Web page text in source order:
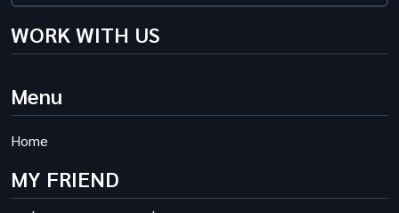
WORK WITH US
Menu
Home
MY FRIEND